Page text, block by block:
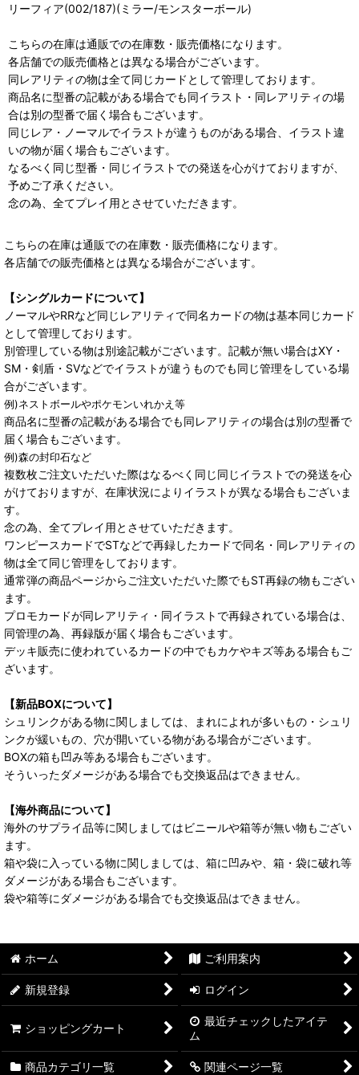
リーフィア(002/187)(ミラー/モンスターボール)
こちらの在庫は通販での在庫数・販売価格になります。
各店舗での販売価格とは異なる場合がございます。
同レアリティの物は全て同じカードとして管理しております。
商品名に型番の記載がある場合でも同イラスト・同レアリティの場
合は別の型番で届く場合もございます。
同じレア・ノーマルでイラストが違うものがある場合、イラスト違
いの物が届く場合もございます。
なるべく同じ型番・同じイラストでの発送を心がけておりますが、
予めご了承ください。
念の為、全てプレイ用とさせていただきます。
こちらの在庫は通販での在庫数・販売価格になります。
各店舗での販売価格とは異なる場合がございます。
【シングルカードについて】
ノーマルやRRなど同じレアリティで同名カードの物は基本同じカード
として管理しております。
別管理している物は別途記載がございます。記載が無い場合はXY・
SM・剣盾・SVなどでイラストが違うものでも同じ管理をしている場
合がございます。
例)ネストボールやポケモンいれかえ等
商品名に型番の記載がある場合でも同レアリティの場合は別の型番で
届く場合もございます。
例)森の封印石など
複数枚ご注文いただいた際はなるべく同じ同じイラストでの発送を心
がけておりますが、在庫状況によりイラストが異なる場合もございま
す。
念の為、全てプレイ用とさせていただきます。
ワンピースカードでSTなどで再録したカードで同名・同レアリティの
物は全て同じ管理をしております。
通常弾の商品ページからご注文いただいた際でもST再録の物もござい
ます。
プロモカードが同レアリティ・同イラストで再録されている場合は、
同管理の為、再録版が届く場合もございます。
デッキ販売に使われているカードの中でもカケやキズ等ある場合もご
ざいます。
【新品BOXについて】
シュリンクがある物に関しましては、まれによれが多いもの・シュリ
ンクが緩いもの、穴が開いている物がある場合がございます。
BOXの箱も凹み等ある場合もございます。
そういったダメージがある場合でも交換返品はできません。
【海外商品について】
海外のサプライ品等に関しましてはビニールや箱等が無い物もござい
ます。
箱や袋に入っている物に関しましては、箱に凹みや、箱・袋に破れ等
ダメージがある場合もございます。
袋や箱等にダメージがある場合でも交換返品はできません。
ホーム ご利用案内
新規登録 ログイン
ショッピングカート
最近チェックしたアイテ
ム
商品カテゴリ一覧 関連ページ一覧